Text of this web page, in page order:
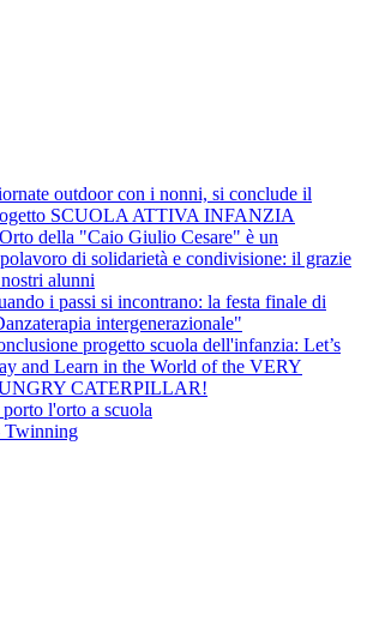
outdoor con i nonni, si conclude il
SCUOLA ATTIVA INFANZIA
della "Caio Giulio Cesare" è un
di solidarietà e condivisione: il grazie
alunni
i passi si incontrano: la festa finale di
intergenerazionale"
progetto scuola dell'infanzia: Let’s
and Learn in the World of the VERY
CATERPILLAR!
l'orto a scuola